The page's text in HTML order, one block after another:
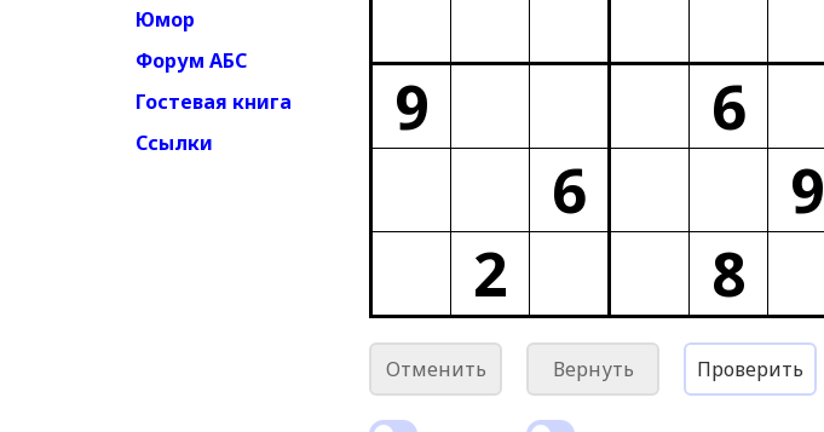
Юмор
Форум АБС
Гостевая книга
Ссылки
9
6
6
9
2
8
Отменить Вернуть Проверить